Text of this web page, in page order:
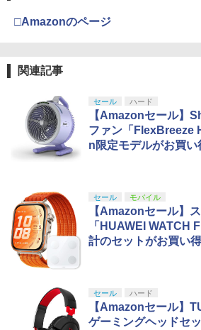
□Amazonのページ
関連記事
セール ハード
【Amazonセール】
ファン「FlexBreeze
n限定モデルがお買い
セール モバイル
【Amazonセール】
「HUAWEI WATCH
計のセットがお買い得
セール ハード
【Amazonセール】
ゲーミングヘッドセ